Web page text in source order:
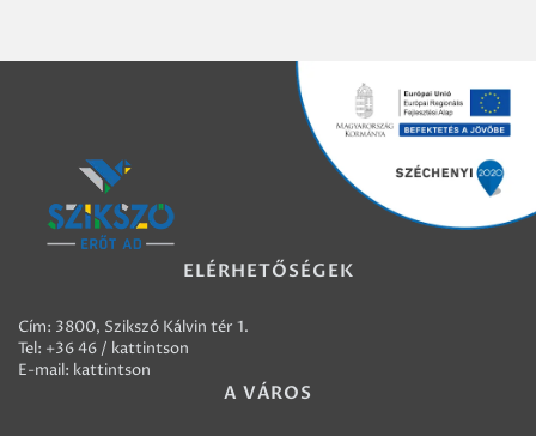
ELÉRHETŐSÉGEK
Cím: 3800, Szikszó Kálvin tér 1.
Tel: +36 46 / kattintson
E-mail: kattintson
A VÁROS